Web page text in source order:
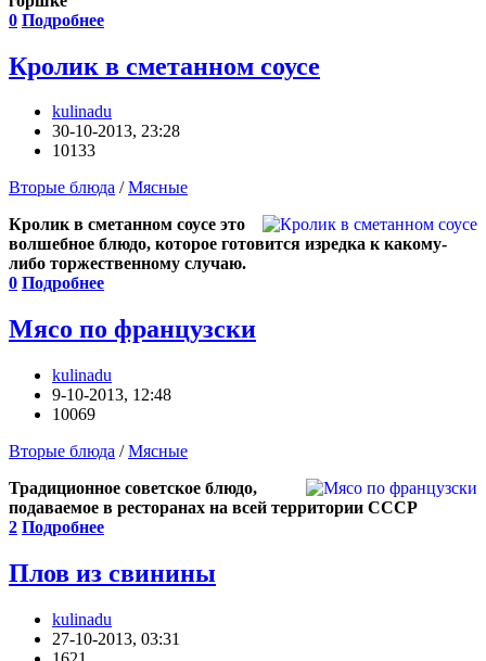
0 Подробнее
Кролик в сметанном соусе
kulinadu
30-10-2013, 23:28
10133
Вторые блюда /Мясные
Кролик в сметанном соусе это
волшебное блюдо, которое готовится изредка к какому-
либо торжественному случаю.
0 Подробнее
Мясо по французски
kulinadu
9-10-2013, 12:48
10069
Вторые блюда /Мясные
Традиционное советское блюдо,
подаваемое в ресторанах на всей территории СССР
2 Подробнее
Плов из свинины
kulinadu
27-10-2013, 03:31